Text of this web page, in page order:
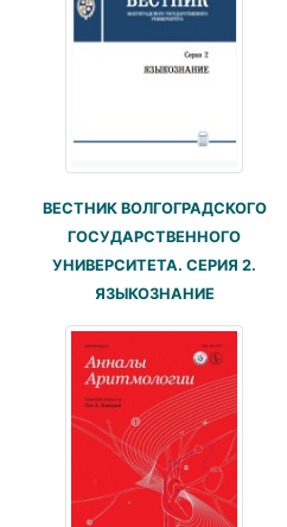
ВЕСТНИК ВОЛГОГРАДСКОГО
ГОСУДАРСТВЕННОГО
УНИВЕРСИТЕТА. СЕРИЯ 2.
ЯЗЫКОЗНАНИЕ